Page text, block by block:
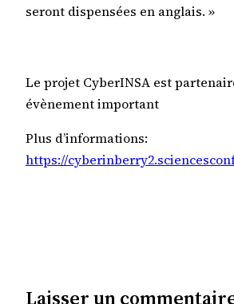
seront dispensées en anglais. »
Le projet CyberINSA est
évènement important
Plus d’informations:
https://
Laisser un